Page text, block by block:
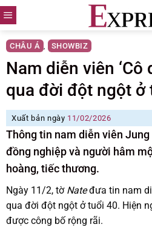
Skip
to
content
CHÂU Á , SHOWBIZ
Nam diễn viên ‘Cô
qua đời đột ngột ở
Xuất bản ngày 11/02/2026
Thông tin nam diễn viên
đồng nghiệp và người hâm
hoàng, tiếc thương.
Ngày 11/2, tờ Nateđưa tin nam
qua đời đột ngột ở tuổi 40. Hiện
được công bố rộng rãi.